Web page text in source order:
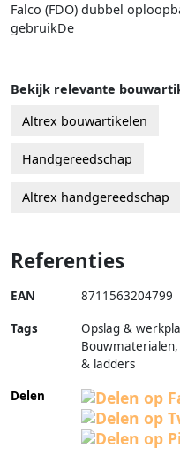
Falco (FDO) dubbel
gebruikDe
Bekijk relevante
Altrex bouwartikelen
Handgereedschap
Altrex handgereedschap
Referenties
EAN 8711563204799
Tags
Opslag &
Bouwmaterialen,
& ladders
Delen